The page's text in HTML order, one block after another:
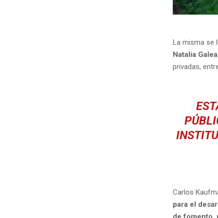
La misma se
Natalia
privadas,
Carlos
para el